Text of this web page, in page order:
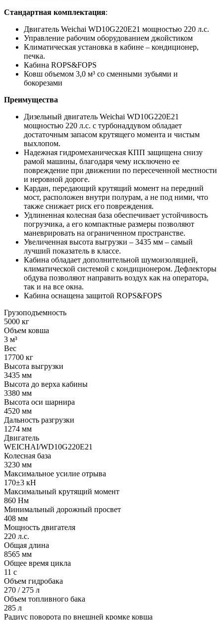
Стандартная комплектация:
Двигатель Weichai WD10G220E21 мощностью 220 л.с.
Управление рабочим оборудованием джойстиком
Климатическая установка в кабине – кондиционер,
печка.
Кабина ROPS&FOPS
Ковш объемом 3,0 м³ со сменными зубьями и
бокорезами
Преимущества
Дизельный двигатель Weichai WD10G220E21
мощностью 220 л.с. с турбонаддувом обладает
достаточным запасом крутящего момента и чистым
выхлопом.
Надежная гидромеханическая КПП защищена снизу
рамой машины, благодаря чему исключено ее
повреждение при движении по пересеченной местности
и неровной дороге.
Кардан, передающий крутящий момент на передний
мост, расположен внутри полурам, а не под ними, что
также снижает риск его повреждения.
Удлиненная колесная база обеспечивает устойчивость
погрузчика, а его компактные размеры позволяют
маневрировать на ограниченном пространстве.
Увеличенная высота выгрузки – 3435 мм – самый
лучший показатель в классе.
Кабина обладает дополнительной шумоизоляцией,
климатической системой с кондиционером. Дефлекторы
обдува позволяют направить воздух как на оператора,
так и на все окна.
Кабина оснащена защитой ROPS&FOPS
Грузоподъемность
5000 кг
Объем ковша
3 м³
Вес
17700 кг
Высота выгрузки
3435 мм
Высота до верха кабины
3380 мм
Высота оси шарнира
4520 мм
Дальность разгрузки
1274 мм
Двигатель
WEICHAI/WD10G220E21
Колесная база
3230 мм
Максимальное усилие отрыва
170±3 кН
Максимальный крутящий момент
860 Нм
Минимальный дорожный просвет
408 мм
Мощность двигателя
220 л.с.
Общая длина
8565 мм
Общее время цикла
11 с
Объем гидробака
270 / 275 л
Объем топливного бака
285 л
Радиус поворота по внешней кромке ковша